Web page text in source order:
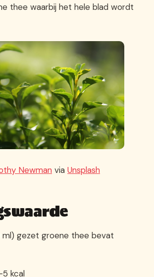
thee waarbij het hele blad wordt
Newman via Unsplash
ml) gezet groene thee bevat
5 kcal